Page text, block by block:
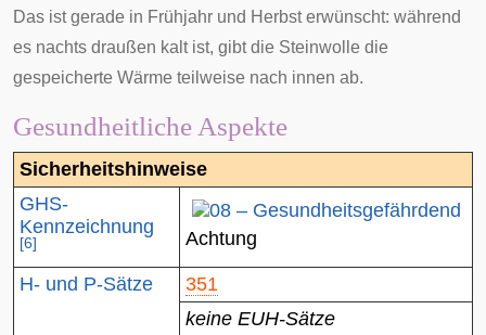
Das ist gerade in Frühjahr und Herbst erwünscht: während
es nachts draußen kalt ist, gibt die Steinwolle die
gespeicherte Wärme teilweise nach innen ab.
Gesundheitliche Aspekte
Sicherheitshinweise
GHS-
Kennzeichnung
[6] Achtung
H- und P-Sätze
351
keine EUH-Sätze